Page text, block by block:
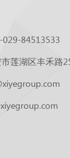
84513533
莲湖区丰禾路